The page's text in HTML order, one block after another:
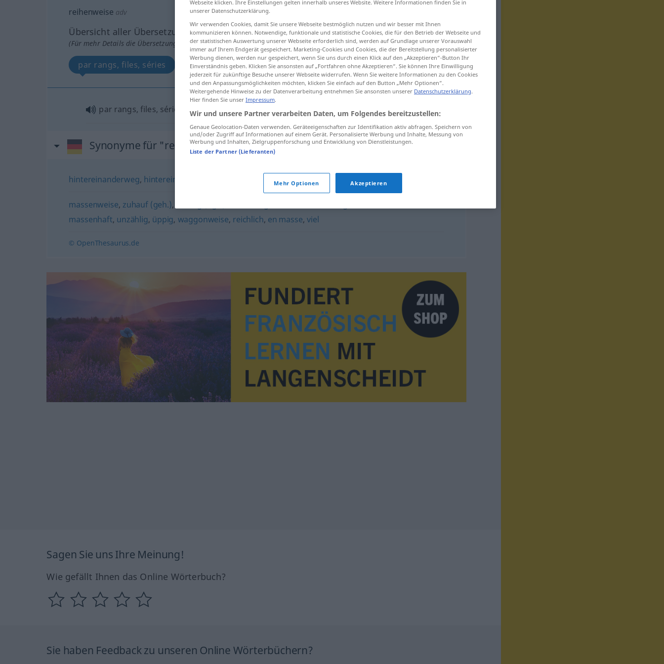
reihenweise adv
Übersicht aller Übersetzungen
(Für mehr Details die Übersetzung anklicken/antippen)
par rangs, files, séries
par rangs, files, séries reihenweise
Synonyme für "reihenweise"
hintereinanderweg, hintereinander
massenweise, zuhauf (geh.),
massenhaft, unzählig, üppig, waggonweise, reichlich, en masse, viel
© OpenThesaurus.de
Sagen Sie uns Ihre Meinung!
Wie gefällt Ihnen das Online Wörterbuch?
Sie haben Feedback zu unseren Online Wörterbüchern?
Webseite klicken. Ihre Einstellungen gelten innerhalb unseres Website. Weitere Informationen finden Sie in
unserer Datenschutzerklärung.
Wir verwenden Cookies, damit Sie unsere Webseite bestmöglich nutzen und wir besser mit Ihnen
kommunizieren können. Notwendige, funktionale und statistische Cookies, die für den Betrieb der Webseite und
der statistischen Auswertung unserer Webseite erforderlich sind, werden auf Grundlage unserer Vorauswahl
immer auf Ihrem Endgerät gespeichert. Marketing-Cookies und Cookies, die der Bereitstellung personalisierter
Werbung dienen, werden nur gespeichert, wenn Sie uns durch einen Klick auf den „Akzeptieren“-Button Ihr
Einverständnis geben. Klicken Sie ansonsten auf „Fortfahren ohne Akzeptieren“. Sie können Ihre Einwilligung
jederzeit für zukünftige Besuche unserer Webseite widerrufen. Wenn Sie weitere Informationen zu den Cookies
und den Anpassungsmöglichkeiten möchten, klicken Sie einfach auf den Button „Mehr Optionen“.
Weitergehende Hinweise zu der Datenverarbeitung entnehmen Sie ansonsten unserer Datenschutzerklärung.
Hier finden Sie unser Impressum.
Wir und unsere Partner verarbeiten Daten, um Folgendes bereitzustellen:
Genaue Geolocation-Daten verwenden. Geräteeigenschaften zur Identifikation aktiv abfragen. Speichern von
und/oder Zugriff auf Informationen auf einem Gerät. Personalisierte Werbung und Inhalte, Messung von
Werbung und Inhalten, Zielgruppenforschung und Entwicklung von Dienstleistungen.
Liste der Partner (Lieferanten)
Mehr Optionen Akzeptieren